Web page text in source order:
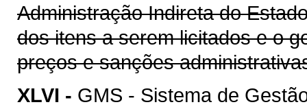
Administração Indireta do
dos itens a serem licitados e o
preços e sanções
XLVI - GMS - Sistema de